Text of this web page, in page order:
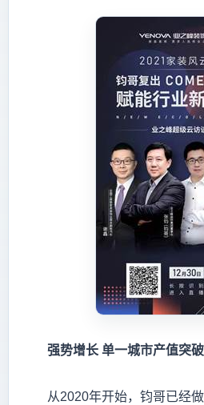
强势增长 单一城市产值突破
从2020年开始，钧哥已经做